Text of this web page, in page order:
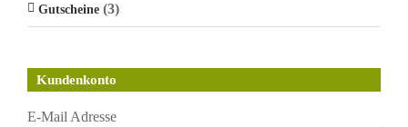
Gutscheine (3)
Kundenkonto
E-Mail Adresse